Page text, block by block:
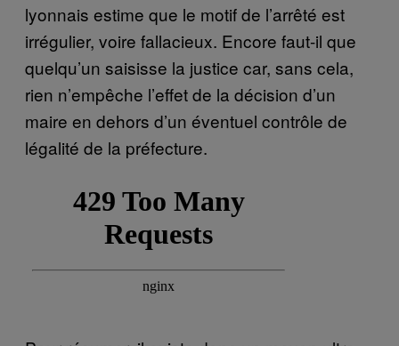
lyonnais estime que le motif de l’arrêté est
irrégulier, voire fallacieux. Encore faut-il que
quelqu’un saisisse la justice car, sans cela,
rien n’empêche l’effet de la décision d’un
maire en dehors d’un éventuel contrôle de
légalité de la préfecture.